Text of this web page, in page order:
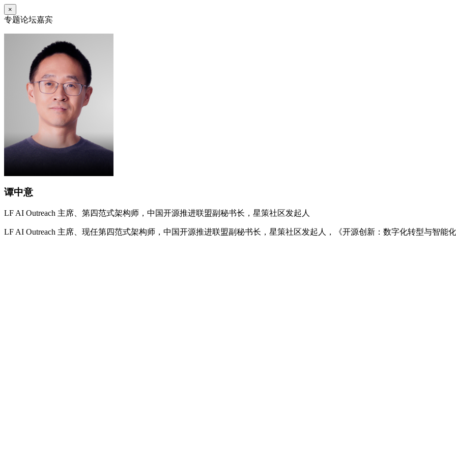
×
专题论坛嘉宾
谭中意
LF AI Outreach 主席、第四范式架构师，中国开源推进联盟副秘书长，星策社区发起人
LF AI Outreach 主席、现任第四范式架构师，中国开源推进联盟副秘书长，星策社区发起人，《开源创新：数字化转型与智能